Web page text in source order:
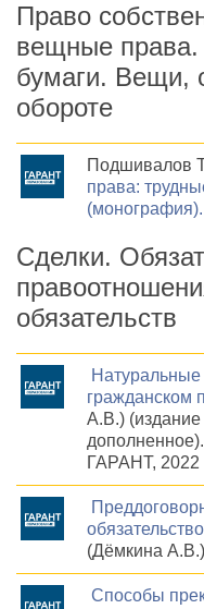
Право
вещные права.
бумаги. Вещи,
обороте
Подшивалов
права:
(монография).
Сделки.
обязательств
Натуральные
гражданском
А.В.)
ГАРАНТ, 2022
(Дёмкина
Способы